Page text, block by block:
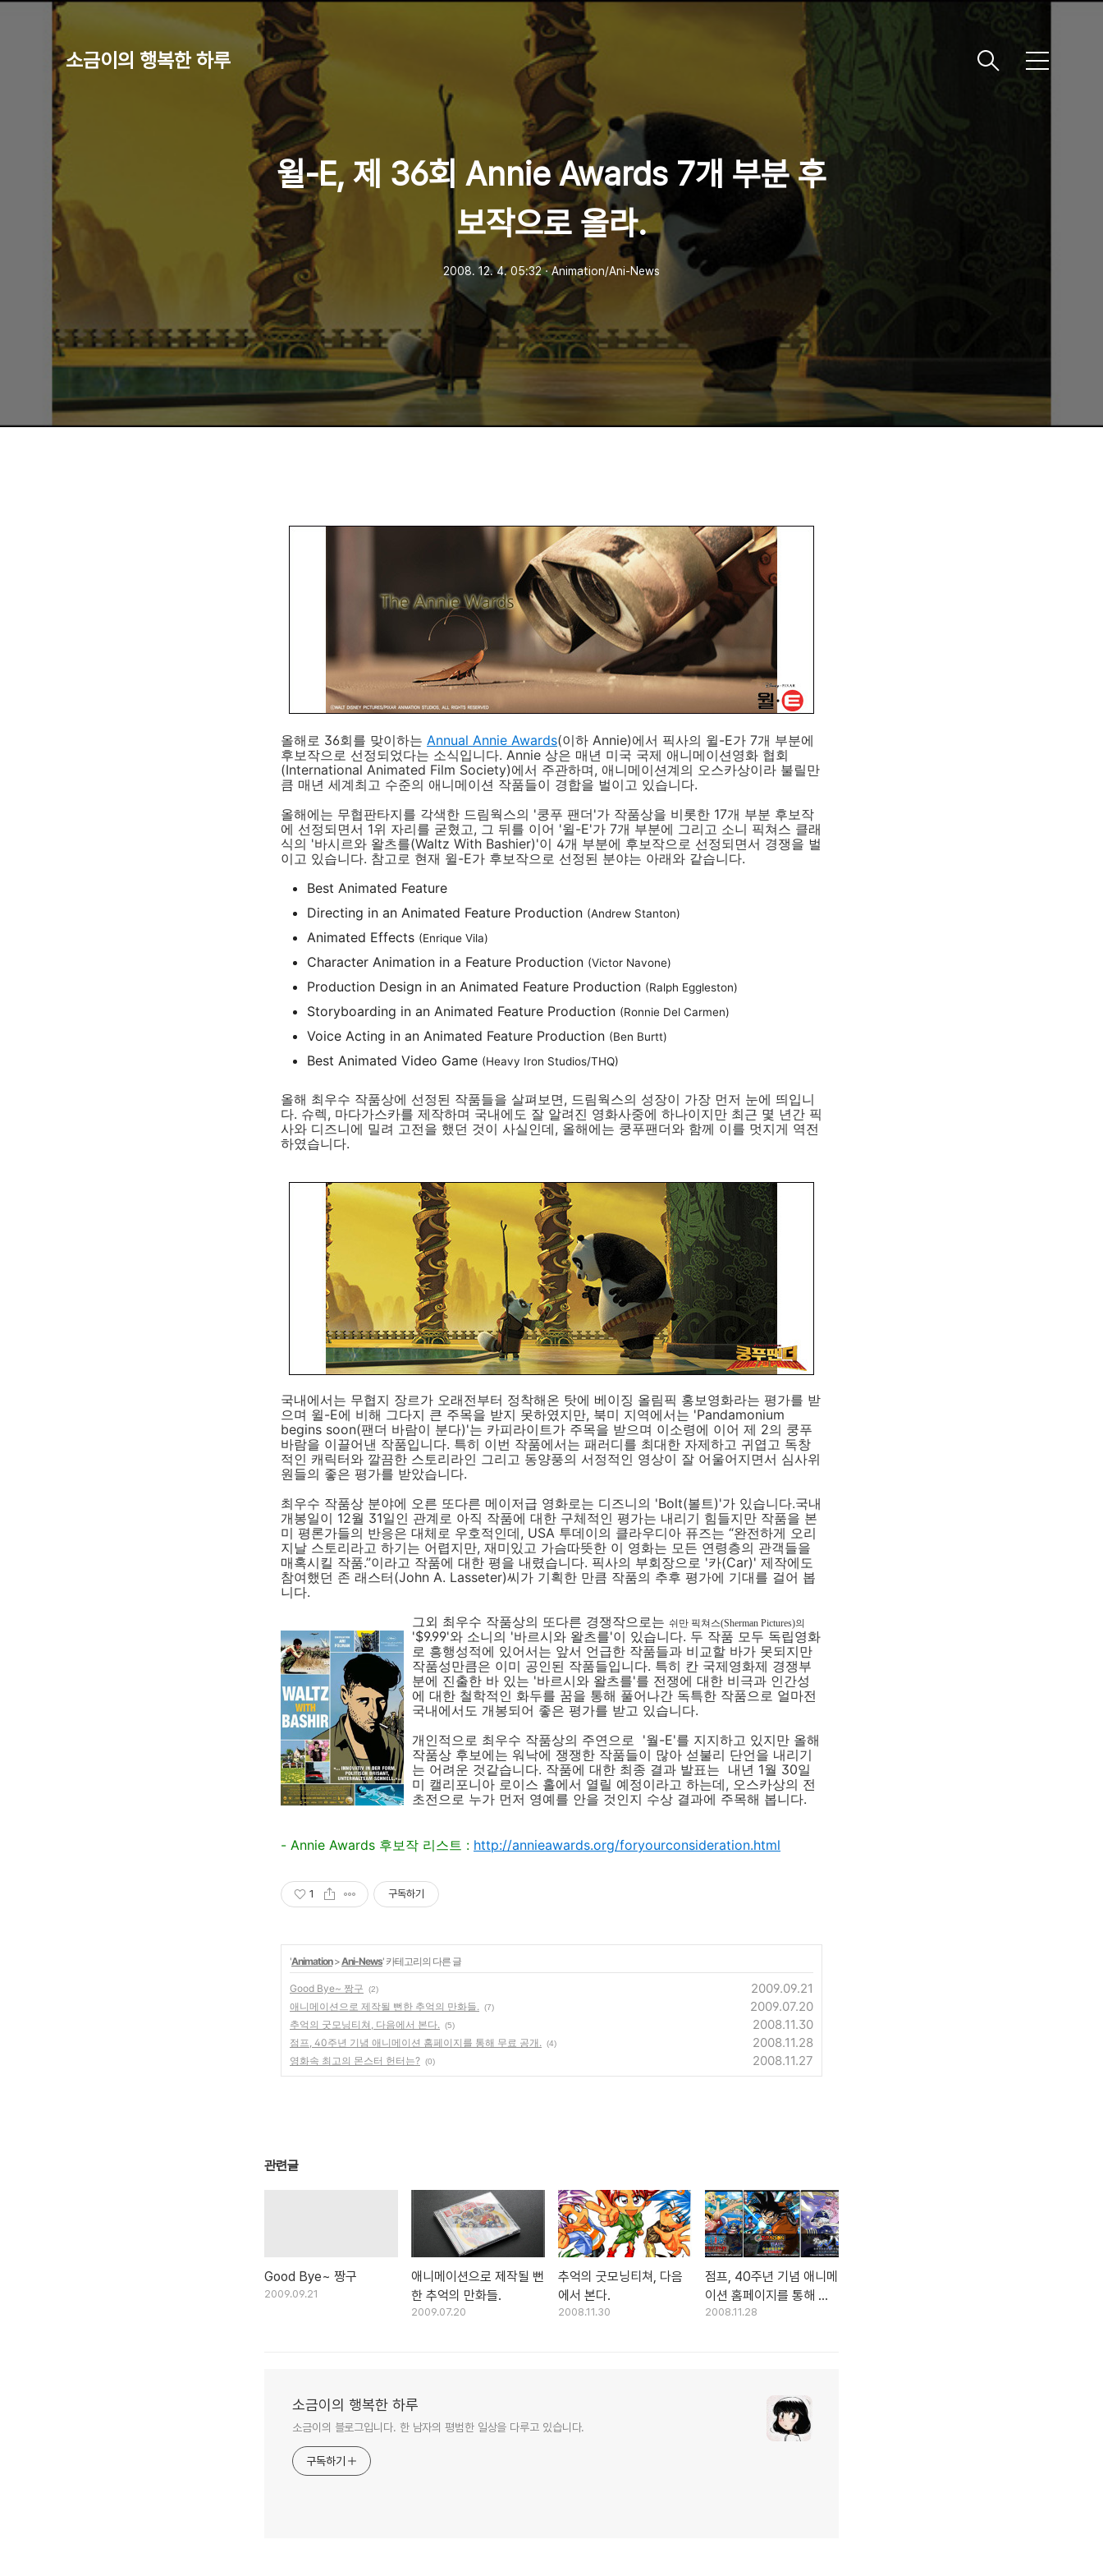
소금이의 행복한 하루
메
윌-E, 제 36회 Annie Awards 7개 부분 후
보작으로 올라.
2008. 12. 4. 05:32ㆍAnimation/Ani-News
올해로 36회를 맞이하는 Annual Annie Awards(이하 Annie)에서 픽사의 윌-E가 7개 부분에
후보작으로 선정되었다는 소식입니다. Annie 상은 매년 미국 국제 애니메이션영화 협회
(International Animated Film Society)에서 주관하며, 애니메이션계의 오스카상이라 불릴만
큼 매년 세계최고 수준의 애니메이션 작품들이 경합을 벌이고 있습니다.
올해에는 무협판타지를 각색한 드림웍스의 '쿵푸 팬더'가 작품상을 비롯한 17개 부분 후보작
에 선정되면서 1위 자리를 굳혔고, 그 뒤를 이어 '윌-E'가 7개 부분에 그리고 소니 픽쳐스 클래
식의 '바시르와 왈츠를(Waltz With Bashier)'이 4개 부분에 후보작으로 선정되면서 경쟁을 벌
이고 있습니다. 참고로 현재 윌-E가 후보작으로 선정된 분야는 아래와 같습니다.
Best Animated Feature
Directing in an Animated Feature Production (Andrew Stanton)
Animated Effects (Enrique Vila)
Character Animation in a Feature Production (Victor Navone)
Production Design in an Animated Feature Production (Ralph Eggleston)
Storyboarding in an Animated Feature Production (Ronnie Del Carmen)
Voice Acting in an Animated Feature Production (Ben Burtt)
Best Animated Video Game (Heavy Iron Studios/THQ)
올해 최우수 작품상에 선정된 작품들을 살펴보면, 드림웍스의 성장이 가장 먼저 눈에 띄입니
다. 슈렉, 마다가스카를 제작하며 국내에도 잘 알려진 영화사중에 하나이지만 최근 몇 년간 픽
사와 디즈니에 밀려 고전을 했던 것이 사실인데, 올해에는 쿵푸팬더와 함께 이를 멋지게 역전
하였습니다.
국내에서는 무협지 장르가 오래전부터 정착해온 탓에 베이징 올림픽 홍보영화라는 평가를 받
으며 윌-E에 비해 그다지 큰 주목을 받지 못하였지만, 북미 지역에서는 'Pandamonium
begins soon(팬더 바람이 분다)'는 카피라이트가 주목을 받으며 이소령에 이어 제 2의 쿵푸
바람을 이끌어낸 작품입니다. 특히 이번 작품에서는 패러디를 최대한 자제하고 귀엽고 독창
적인 캐릭터와 깔끔한 스토리라인 그리고 동양풍의 서정적인 영상이 잘 어울어지면서 심사위
원들의 좋은 평가를 받았습니다.
최우수 작품상 분야에 오른 또다른 메이저급 영화로는 디즈니의 'Bolt(볼트)'가 있습니다.국내
개봉일이 12월 31일인 관계로 아직 작품에 대한 구체적인 평가는 내리기 힘들지만 작품을 본
미 평론가들의 반응은 대체로 우호적인데, USA 투데이의 클라우디아 퓨즈는 “완전하게 오리
지날 스토리라고 하기는 어렵지만, 재미있고 가슴따뜻한 이 영화는 모든 연령층의 관객들을
매혹시킬 작품.”이라고 작품에 대한 평을 내렸습니다. 픽사의 부회장으로 '카(Car)' 제작에도
참여했던 존 래스터(John A. Lasseter)씨가 기획한 만큼 작품의 추후 평가에 기대를 걸어 봅
니다.
그외 최우수 작품상의 또다른 경쟁작으로는 쉬만 픽쳐스(Sherman Pictures)의
'$9.99'와 소니의 '바르시와 왈츠를'이 있습니다. 두 작품 모두 독립영화
로 흥행성적에 있어서는 앞서 언급한 작품들과 비교할 바가 못되지만
작품성만큼은 이미 공인된 작품들입니다. 특히 칸 국제영화제 경쟁부
분에 진출한 바 있는 '바르시와 왈츠를'를 전쟁에 대한 비극과 인간성
에 대한 철학적인 화두를 꿈을 통해 풀어나간 독특한 작품으로 얼마전
국내에서도 개봉되어 좋은 평가를 받고 있습니다.
개인적으로 최우수 작품상의 주연으로 '월-E'를 지지하고 있지만 올해
작품상 후보에는 워낙에 쟁쟁한 작품들이 많아 섣불리 단언을 내리기
는 어려운 것같습니다. 작품에 대한 최종 결과 발표는 내년 1월 30일
미 캘리포니아 로이스 홀에서 열릴 예정이라고 하는데, 오스카상의 전
초전으로 누가 먼저 영예를 안을 것인지 수상 결과에 주목해 봅니다.
- Annie Awards 후보작 리스트 : http://annieawards.org/foryourconsideration.html
1 구독하기
'Animation>Ani-News' 카테고리의 다른 글
Good Bye~ 짱구 (2) 2009.09.21
애니메이션으로 제작될 뻔한 추억의 만화들. (7) 2009.07.20
추억의 굿모닝티쳐, 다음에서 본다. (5) 2008.11.30
점프, 40주년 기념 애니메이션 홈페이지를 통해 무료 공개. (4) 2008.11.28
영화속 최고의 몬스터 헌터는? (0) 2008.11.27
관련글
Good Bye~ 짱구
2009.09.21
애니메이션으로 제작될 뻔
한 추억의 만화들.
2009.07.20
추억의 굿모닝티쳐, 다음
에서 본다.
2008.11.30
점프, 40주년 기념 애니메
이션 홈페이지를 통해 무
료 공개.
2008.11.28
소금이의 행복한 하루
소금이의 블로그입니다. 한 남자의 평범한 일상을 다루고 있습니다.
구독하기